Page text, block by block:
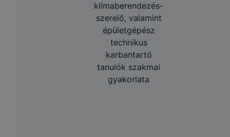
klímaberendezés-
szerelő, valamint
épületgépész
technikus
karbantartó
tanulók szakmai
gyakorlata